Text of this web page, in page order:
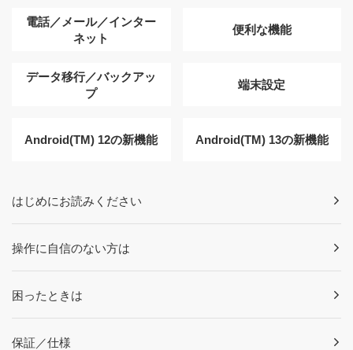
電話／メール／インター
ネット
便利な機能
データ移行／バックアッ
プ
端末設定
Android(TM) 12の新機能 Android(TM) 13の新機能
はじめにお読みください
操作に自信のない方は
困ったときは
保証／仕様